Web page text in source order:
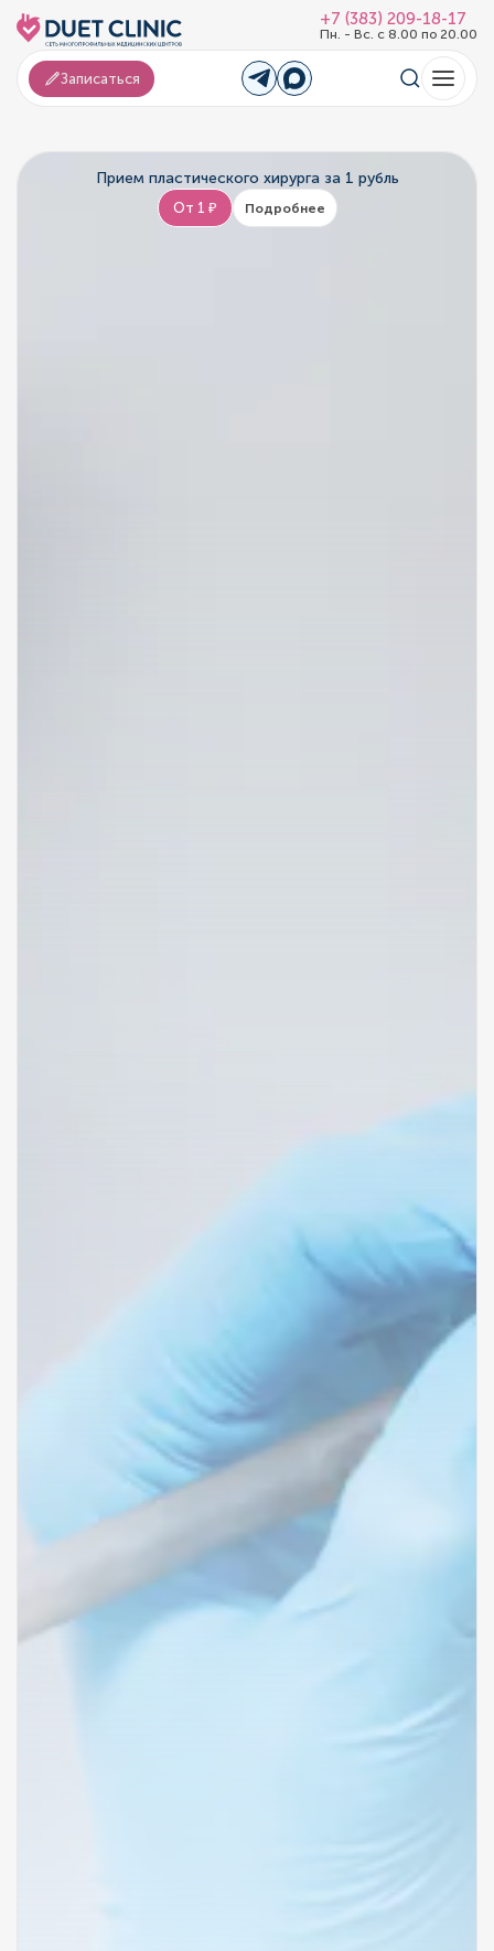
+7 (383) 209-18-17
Пн. - Вс. с 8.00 по 20.00
Записаться
Прием пластического хирурга за 1 рубль
От 1 ₽ Подробнее